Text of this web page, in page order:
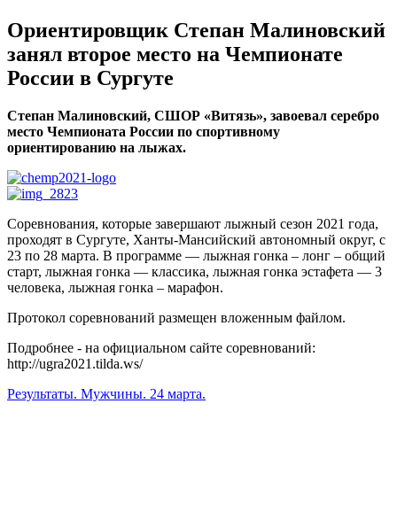
Ориентировщик Степан Малиновский
занял второе место на Чемпионате
России в Сургуте
Степан Малиновский, СШОР «Витязь», завоевал серебро
место Чемпионата России по спортивному
ориентированию на лыжах.
Соревнования, которые завершают лыжный сезон 2021 года,
проходят в Сургуте, Ханты-Мансийский автономный округ, с
23 по 28 марта. В программе — лыжная гонка – лонг – общий
старт, лыжная гонка — классика, лыжная гонка эстафета — 3
человека, лыжная гонка – марафон.
Протокол соревнований размещен вложенным файлом.
Подробнее - на официальном сайте соревнований:
http://ugra2021.tilda.ws/
Результаты. Мужчины. 24 марта.